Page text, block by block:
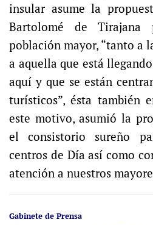
insular asume la
Bartolomé de
población mayor, “tanto a
a aquella que está
aquí y que se están
turísticos”, ésta también
este motivo, asumió la
el consistorio sureño
centros de Día así como
atención a nuestros
Gabinete de Prensa